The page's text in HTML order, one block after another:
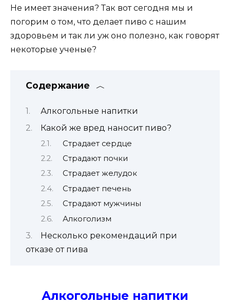
Не имеет значения? Так вот сегодня мы и
погорим о том, что делает пиво с нашим
здоровьем и так ли уж оно полезно, как говорят
некоторые ученые?
Содержание
Алкогольные напитки
Какой же вред наносит пиво?
Страдает сердце
Страдают почки
Страдает желудок
Страдает печень
Страдают мужчины
Алкоголизм
Несколько рекомендаций при
отказе от пива
Алкогольные напитки